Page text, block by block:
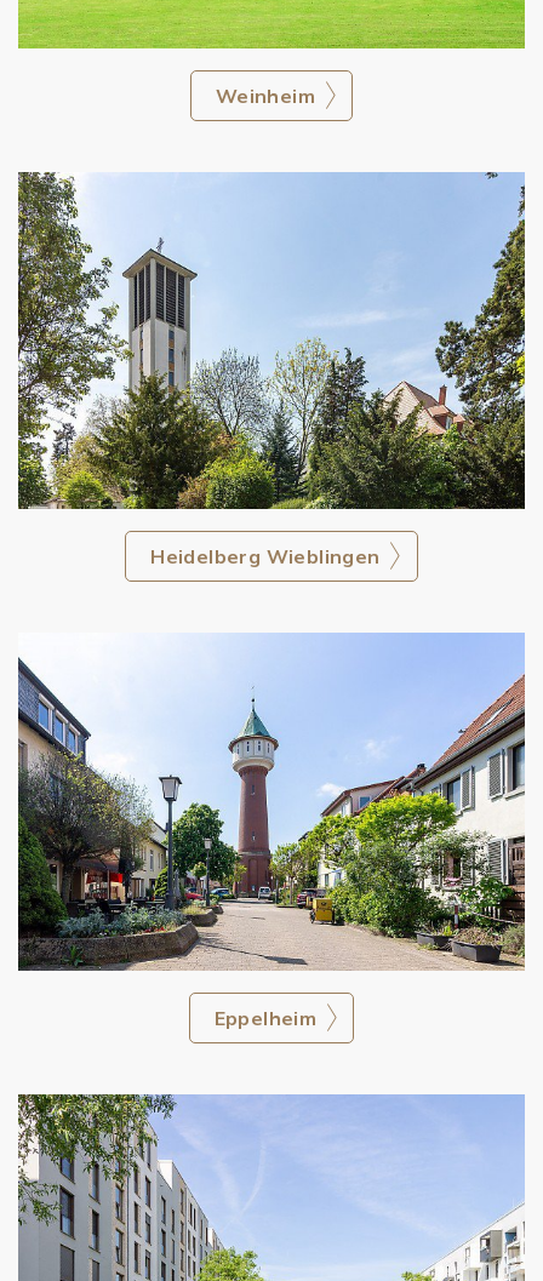
Weinheim
Heidelberg Wieblingen
Eppelheim